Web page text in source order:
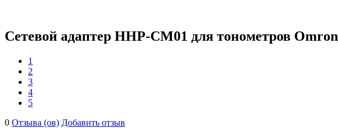
Сетевой адаптер HHP-CM01 для тонометров Omron
1
2
3
4
5
0 Отзыва (ов) Добавить отзыв